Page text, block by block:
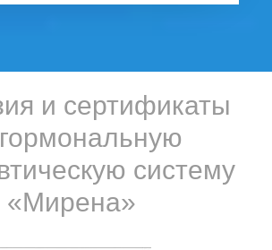
и сертификаты
систему
«Мирена»